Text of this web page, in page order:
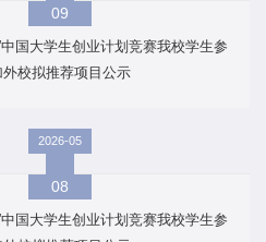
09
中国大学生创业计划竞赛我校学生参
外校拟推荐项目公示
2026-05
08
中国大学生创业计划竞赛我校学生参